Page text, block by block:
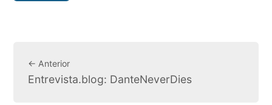
← Anterior
Entrevista.blog: DanteNeverDies